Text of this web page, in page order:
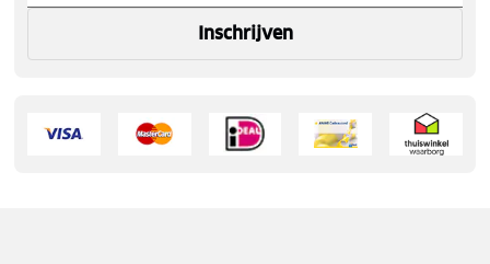
Inschrijven